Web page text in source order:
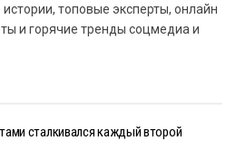
топовые эксперты, онлайн
и горячие тренды соцмедиа и
сталкивался каждый второй